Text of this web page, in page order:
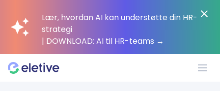
Lær, hvordan AI kan understøtte din HR-
strategi
| DOWNLOAD: AI til HR-teams →